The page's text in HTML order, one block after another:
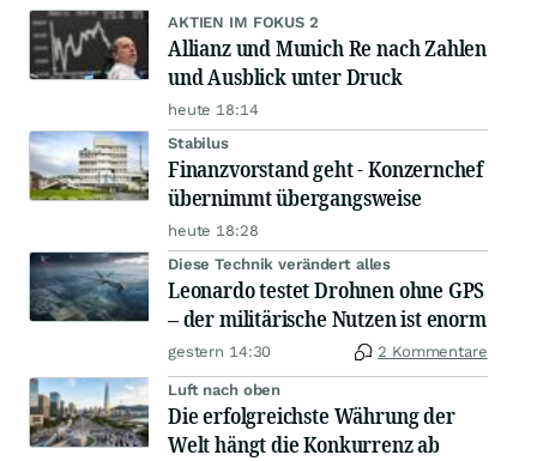
AKTIEN IM FOKUS 2
Allianz und Munich Re nach Zahlen
und Ausblick unter Druck
heute 18:14
Stabilus
Finanzvorstand geht - Konzernchef
übernimmt übergangsweise
heute 18:28
Diese Technik verändert alles
Leonardo testet Drohnen ohne GPS
– der militärische Nutzen ist enorm
gestern 14:30 2 Kommentare
Luft nach oben
Die erfolgreichste Währung der
Welt hängt die Konkurrenz ab